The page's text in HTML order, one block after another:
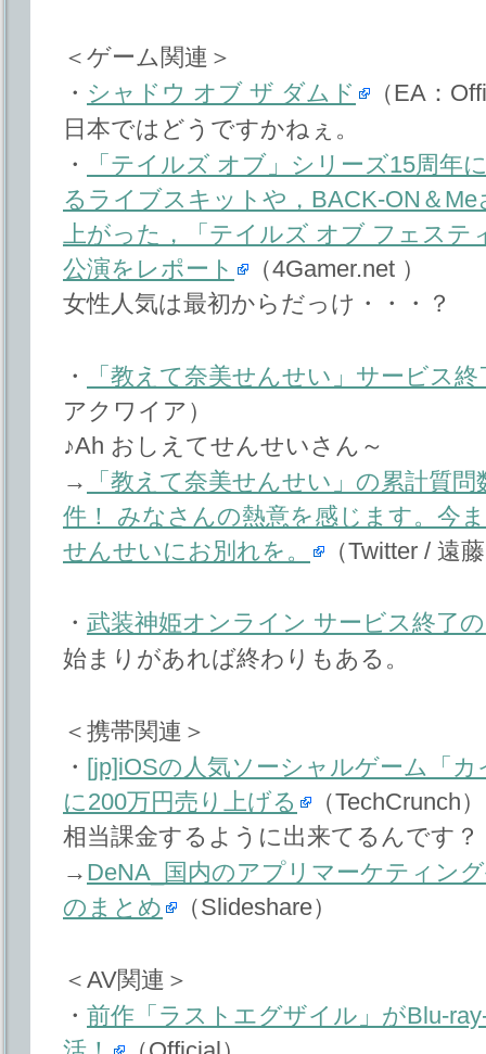
＜ゲーム関連＞
・ シャドウ オブ ザ ダムド
（EA：
日本ではどうですかねぇ。
・
「テイルズ オブ」シリーズ15周年
るライブスキットや，BACK-ON＆
上がった，「テイルズ オブ フェステ
公演をレポート
（4Gamer.net ）
女性人気は最初からだっけ・・・？
・
「教えて奈美せんせい」サービス
アクワイア）
♪Ah おしえてせんせいさん～
→
「教えて奈美せんせい」の累計質
件！ みなさんの熱意を感じます。今
せんせいにお別れを。
（Twitter / 遠
・ 武装神姫オンライン サービス終了
始まりがあれば終わりもある。
＜携帯関連＞
・ [jp]iOSの人気ソーシャルゲーム「
に200万円売り上げる
（TechCrunch）
相当課金するように出来てるんです？
→ DeNA_国内のアプリマーケティン
のまとめ
（Slideshare）
＜AV関連＞
・ 前作「ラストエグザイル」がBlu-